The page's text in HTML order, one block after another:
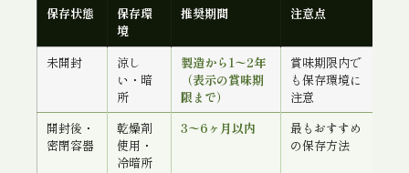
保存状態
保存環
境
推奨期間 注意点
未開封
涼し
い・暗
所
製造から1〜2年
（表示の賞味期
限まで）
賞味期限内で
も保存環境に
注意
開封後・
密閉容器
乾燥剤
使用・
冷暗所
3〜6ヶ月以内
最もおすすめ
の保存方法